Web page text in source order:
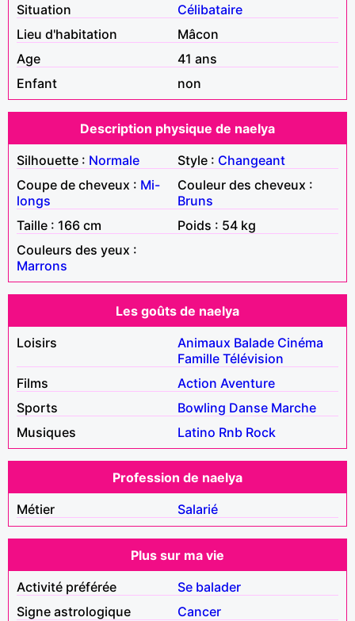
Situation
Célibataire
Lieu d'habitation
Mâcon
Age
41 ans
Enfant
non
Description physique de naelya
Silhouette : Normale Style : Changeant
Coupe de cheveux : Mi-
longs
Couleur des cheveux :
Bruns
Taille : 166 cm
Poids : 54 kg
Couleurs des yeux :
Marrons
Les goûts de naelya
Loisirs
Animaux Balade Cinéma
Famille Télévision
Films
Action Aventure
Sports
Bowling Danse Marche
Musiques
Latino Rnb Rock
Profession de naelya
Métier
Salarié
Plus sur ma vie
Activité préférée
Se balader
Signe astrologique
Cancer